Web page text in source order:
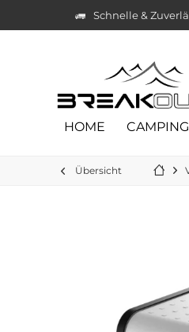
Schnelle &
HOME
Übersicht